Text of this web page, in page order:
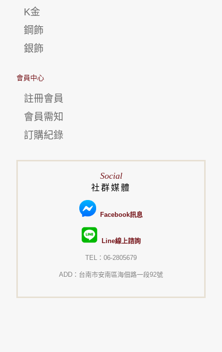
K金
鋼飾
銀飾
會員中心
註冊會員
會員需知
訂購紀錄
Social
社群媒體
Facebook訊息
Line線上諮詢
TEL：06-2805679
ADD：台南市安南區海佃路一段92號